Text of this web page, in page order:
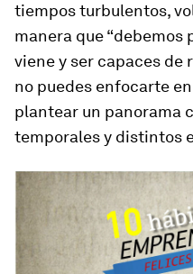
tiempos turbulentos,
manera que “debemos
viene y ser capaces de
no puedes enfocarte
plantear un panorama
temporales y distintos